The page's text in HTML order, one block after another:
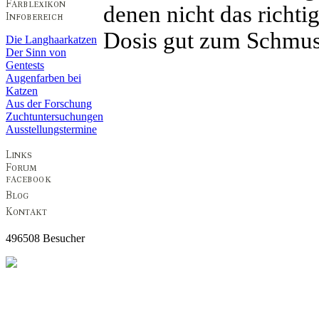
Die Langhaarkatzen
Der Sinn von
Gentests
Augenfarben bei
Katzen
Aus der Forschung
Zuchtuntersuchungen
Ausstellungstermine
496508 Besucher
denen nicht das
Dosis gut zum